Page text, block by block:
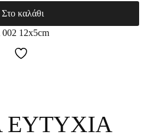
Στο καλάθι
ΕΥΤΥΧΙΑ